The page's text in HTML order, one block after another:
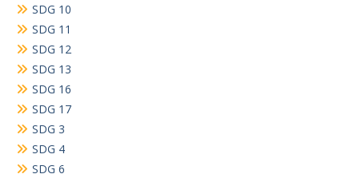
SDG 10
SDG 11
SDG 12
SDG 13
SDG 16
SDG 17
SDG 3
SDG 4
SDG 6